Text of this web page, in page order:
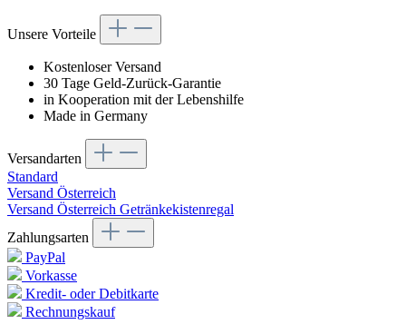
Unsere Vorteile
Kostenloser Versand
30 Tage Geld-Zurück-Garantie
in Kooperation mit der Lebenshilfe
Made in Germany
Versandarten
Standard
Versand Österreich
Versand Österreich Getränkekistenregal
Zahlungsarten
PayPal
Vorkasse
Kredit- oder Debitkarte
Rechnungskauf